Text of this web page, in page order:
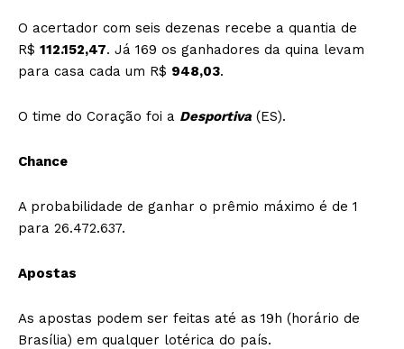
O acertador com seis dezenas recebe a quantia de
R$ 112.152,47. Já 169 os ganhadores da quina levam
para casa cada um R$ 948,03.
O time do Coração foi a Desportiva (ES).
Chance
A probabilidade de ganhar o prêmio máximo é de 1
para 26.472.637.
Apostas
As apostas podem ser feitas até as 19h (horário de
Brasília) em qualquer lotérica do país.